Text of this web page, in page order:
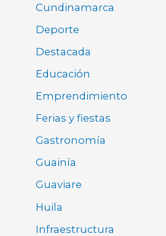
Cundinamarca
Deporte
Destacada
Educación
Emprendimiento
Ferias y fiestas
Gastronomía
Guainía
Guaviare
Huila
Infraestructura